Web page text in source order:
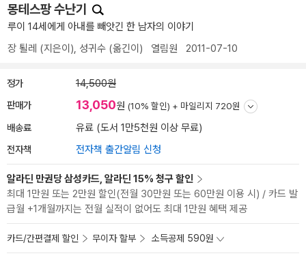
몽테스팡 수난기
루이 14세에게 아내를 빼앗긴 한 남자의 이야기
장 퇼레 (지은이), 성귀수 (옮긴이) 열림원 2011-07-10
정가 14,500원
판매가 13,050원 (10% 할인) + 마일리지 720원
배송료 유료 (도서 1만5천원 이상 무료)
전자책 전자책 출간알림 신청
알라딘 만권당 삼성카드, 알라딘 15% 청구 할인
최대 1만원 또는 2만원 할인(전월 30만원 또는 60만원 이용 시) / 카드 발
급월 +1개월까지는 전월 실적이 없어도 최대 1만원 혜택 제공
카드/간편결제 할인 무이자 할부 소득공제 590원